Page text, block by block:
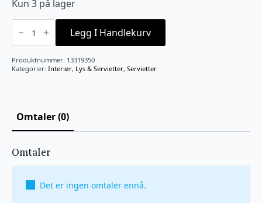
Kun 3 på lager
Serviett
Lunsj
"Charlotte
white"
16,5x16,5
cm
antall
Legg I Handlekurv
Produktnummer: 13319350
Kategorier: Interiør, Lys & Servietter, Servietter
Omtaler (0)
Omtaler
Det er ingen omtaler ennå.